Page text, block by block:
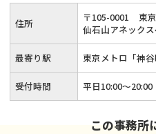
住所 〒105-0001
東
仙石山アネック
最寄り駅 東京メトロ「神
受付時間 平日10:00～20:00
この事務所